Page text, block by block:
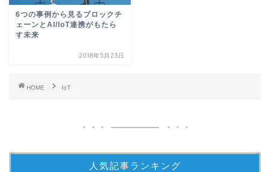
6つの事例から見るブロックチ
ェーンとAI/IoT連携がもたら
す未来
2018年5月23日
HOME IoT
人気記事ランキング